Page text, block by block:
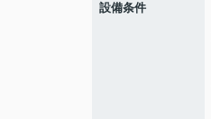
設備条件